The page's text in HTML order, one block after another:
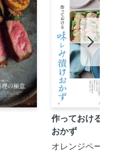
作っておける味
おかず
オレンジページ